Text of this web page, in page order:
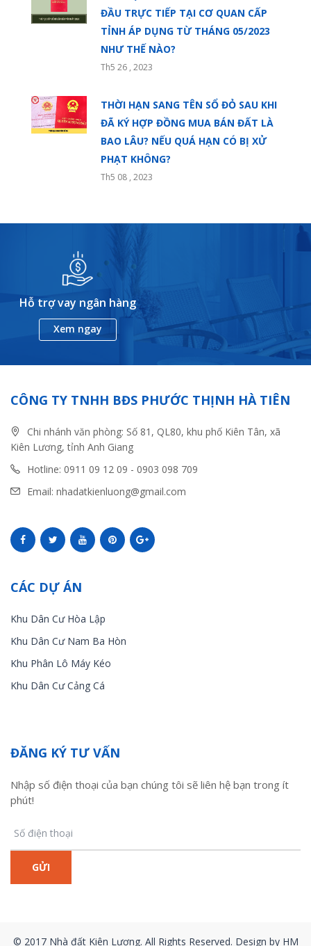
ĐẦU TRỰC TIẾP TẠI CƠ QUAN CẤP
TỈNH ÁP DỤNG TỪ THÁNG 05/2023
NHƯ THẾ NÀO?
Th5 26 , 2023
THỜI HẠN SANG TÊN SỔ ĐỎ SAU KHI
ĐÃ KÝ HỢP ĐỒNG MUA BÁN ĐẤT LÀ
BAO LÂU? NẾU QUÁ HẠN CÓ BỊ XỬ
PHẠT KHÔNG?
Th5 08 , 2023
Hỗ trợ vay ngân hàng
Xem ngay
CÔNG TY TNHH BĐS PHƯỚC THỊNH HÀ TIÊN
Chi nhánh văn phòng: Số 81, QL80, khu phố Kiên Tân, xã
Kiên Lương, tỉnh Anh Giang
Hotline: 0911 09 12 09 - 0903 098 709
Email: nhadatkienluong@gmail.com
CÁC DỰ ÁN
Khu Dân Cư Hòa Lập
Khu Dân Cư Nam Ba Hòn
Khu Phân Lô Máy Kéo
Khu Dân Cư Cảng Cá
ĐĂNG KÝ TƯ VẤN
Nhập số điện thoại của bạn chúng tôi sẽ liên hệ bạn trong ít
phút!
© 2017 Nhà đất Kiên Lương. All Rights Reserved. Design by HM